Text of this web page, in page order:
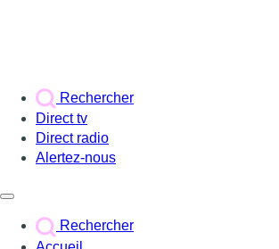
Rechercher
Direct tv
Direct radio
Alertez-nous
Rechercher